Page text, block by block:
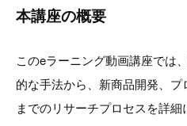
本講座の概要
このeラーニング動画講座では
的な手法から、新商品開発、
までのリサーチプロセスを詳細